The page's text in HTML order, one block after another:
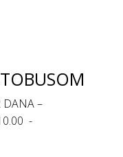
–
10.00 -